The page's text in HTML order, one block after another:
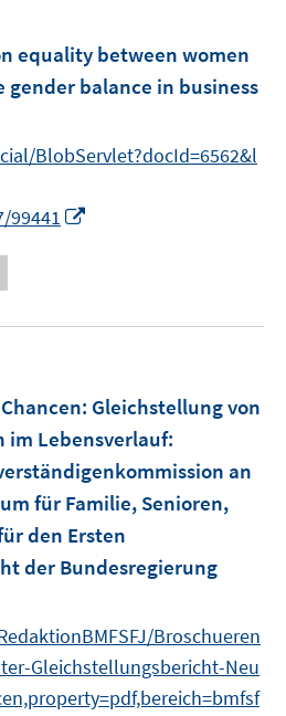
equality between women
gender balance in business
BlobServlet?docId=6562&l
99441
u
F
n
s
t
e
r
f
n
e
Gleichstellung von
im Lebensverlauf:
an
für Familie, Senioren,
den Ersten
der Bundesregierung
Broschueren
Gleichstellungsbericht-Neu